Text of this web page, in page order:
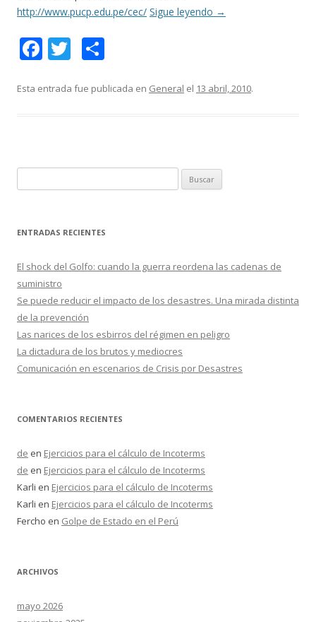
http://www.pucp.edu.pe/cec/ Sigue leyendo →
F
e
o
k
T
itt m
ti
r
Esta entrada fue publicada en General el 13 abril, 2010.
u
c
r
ENTRADAS RECIENTES
El shock del Golfo: cuando la guerra reordena las cadenas de
suministro
Se puede reducir el impacto de los desastres. Una mirada distinta
de la prevención
Las narices de los esbirros del régimen en peligro
La dictadura de los brutos y mediocres
Comunicación en escenarios de Crisis por Desastres
COMENTARIOS RECIENTES
de en Ejercicios para el cálculo de Incoterms
de en Ejercicios para el cálculo de Incoterms
Karli en Ejercicios para el cálculo de Incoterms
Karli en Ejercicios para el cálculo de Incoterms
Fercho en Golpe de Estado en el Perú
ARCHIVOS
mayo 2026